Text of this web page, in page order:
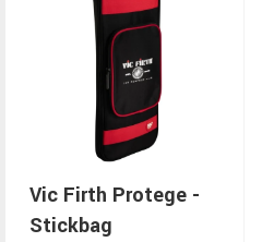
Vic Firth Protege -
Stickbag